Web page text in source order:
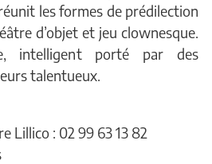
les formes de prédilection
d’objet et jeu clownesque.
intelligent porté par des
talentueux.
Lillico : 02 99 63 13 82